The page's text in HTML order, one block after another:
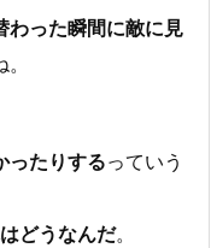
わった瞬間に敵に見
ったりするっていう
どうなんだ。